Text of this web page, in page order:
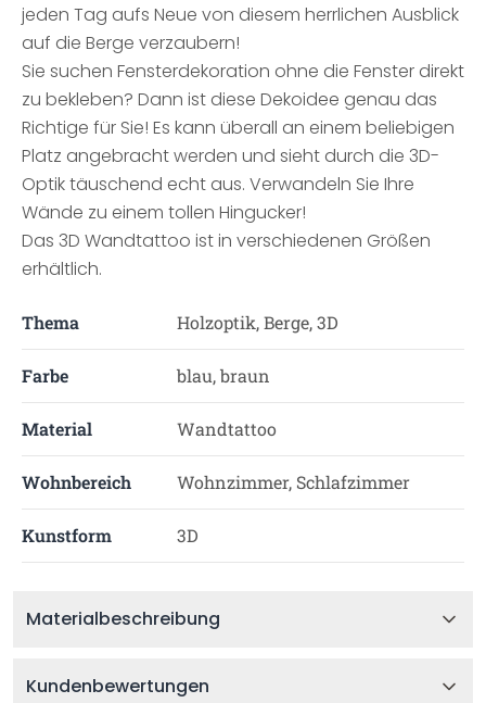
jeden Tag aufs Neue von diesem herrlichen Ausblick
auf die Berge verzaubern!
Sie suchen Fensterdekoration ohne die Fenster direkt
zu bekleben? Dann ist diese Dekoidee genau das
Richtige für Sie! Es kann überall an einem beliebigen
Platz angebracht werden und sieht durch die 3D-
Optik täuschend echt aus. Verwandeln Sie Ihre
Wände zu einem tollen Hingucker!
Das 3D Wandtattoo ist in verschiedenen Größen
erhältlich.
Thema Holzoptik, Berge, 3D
Farbe blau, braun
Material Wandtattoo
Wohnbereich Wohnzimmer, Schlafzimmer
Kunstform 3D
Materialbeschreibung
Kundenbewertungen